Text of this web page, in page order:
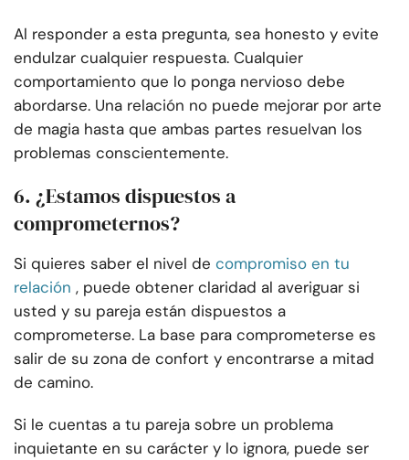
Al responder a esta pregunta, sea honesto y evite
endulzar cualquier respuesta. Cualquier
comportamiento que lo ponga nervioso debe
abordarse. Una relación no puede mejorar por arte
de magia hasta que ambas partes resuelvan los
problemas conscientemente.
6. ¿Estamos dispuestos a
comprometernos?
Si quieres saber el nivel de compromiso en tu
relación , puede obtener claridad al averiguar si
usted y su pareja están dispuestos a
comprometerse. La base para comprometerse es
salir de su zona de confort y encontrarse a mitad
de camino.
Si le cuentas a tu pareja sobre un problema
inquietante en su carácter y lo ignora, puede ser